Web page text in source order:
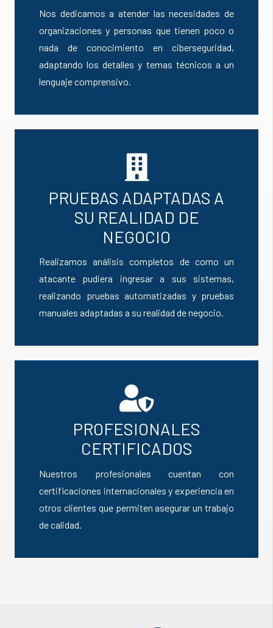
Nos dedicamos a atender las necesidades de
organizaciones y personas que tienen poco o
nada de conocimiento en ciberseguridad,
adaptando los detalles y temas técnicos a un
lenguaje comprensivo.
PRUEBAS ADAPTADAS A
SU REALIDAD DE
NEGOCIO
Realizamos análisis completos de como un
atacante pudiera ingresar a sus sistemas,
realizando pruebas automatizadas y pruebas
manuales adaptadas a su realidad de negocio.
PROFESIONALES
CERTIFICADOS
Nuestros profesionales cuentan con
certificaciones internacionales y experiencia en
otros clientes que permiten asegurar un trabajo
de calidad.